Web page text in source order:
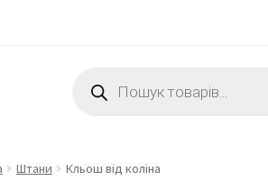
товарів
Штани Кльош від коліна